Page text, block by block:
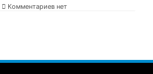
Комментариев нет